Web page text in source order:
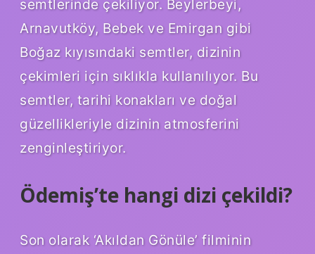
semtlerinde çekiliyor. Beylerbeyi,
Arnavutköy, Bebek ve Emirgan gibi
Boğaz kıyısındaki semtler, dizinin
çekimleri için sıklıkla kullanılıyor. Bu
semtler, tarihi konakları ve doğal
güzellikleriyle dizinin atmosferini
zenginleştiriyor.
Ödemiş’te hangi dizi çekildi?
Son olarak ‘Akıldan Gönüle’ filminin